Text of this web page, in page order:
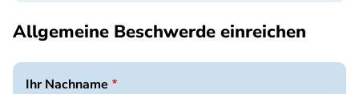
Allgemeine Beschwerde einreichen
Ihr Nachname